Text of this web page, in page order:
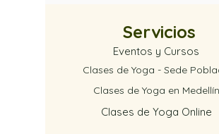
Servicios
Eventos y Cursos
Clases de Yoga - Sede
Clases de Yoga en Medellín
Clases de Yoga Online